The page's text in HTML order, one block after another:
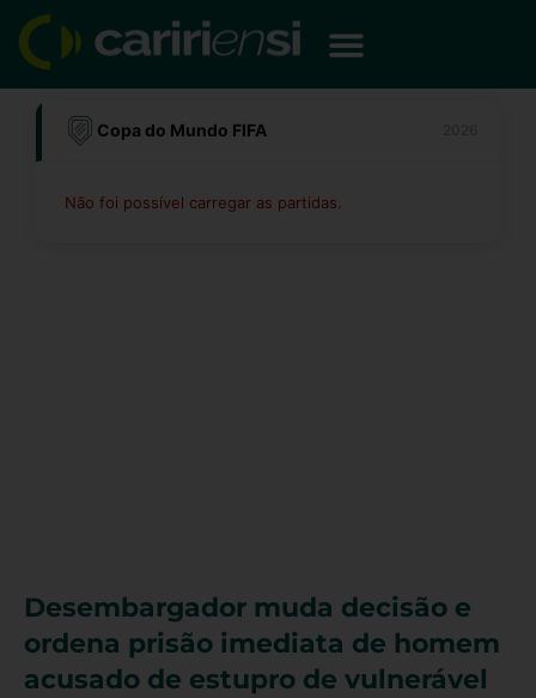
para
conteúdo
Copa do Mundo FIFA
Não foi possível carregar as partidas.
Desembargador muda decisão e
ordena prisão imediata de homem
acusado de estupro de vulnerável